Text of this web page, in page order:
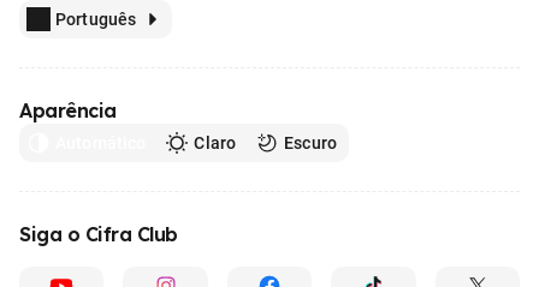
Português
Aparência
Claro Escuro
Siga o Cifra Club